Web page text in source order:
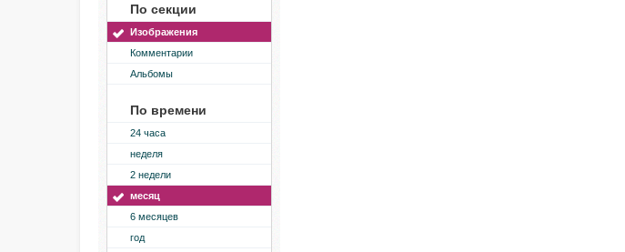
По секции
Изображения
Комментарии
Альбомы
По времени
24 часа
неделя
2 недели
месяц
6 месяцев
год